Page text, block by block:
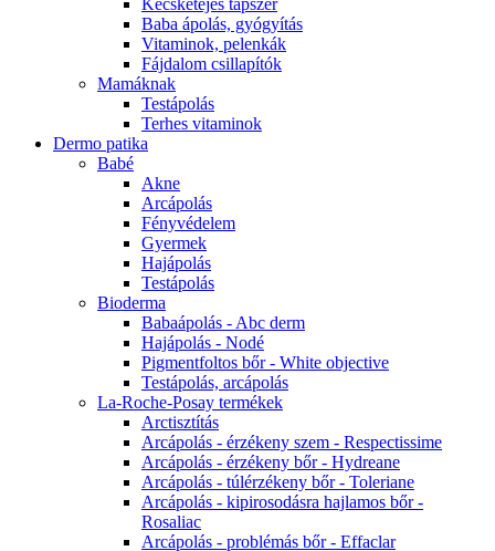
Kecsketejes tápszer
Baba ápolás, gyógyítás
Vitaminok, pelenkák
Fájdalom csillapítók
Mamáknak
Testápolás
Terhes vitaminok
Dermo patika
Babé
Akne
Arcápolás
Fényvédelem
Gyermek
Hajápolás
Testápolás
Bioderma
Babaápolás - Abc derm
Hajápolás - Nodé
Pigmentfoltos bőr - White objective
Testápolás, arcápolás
La-Roche-Posay termékek
Arctisztítás
Arcápolás - érzékeny szem - Respectissime
Arcápolás - érzékeny bőr - Hydreane
Arcápolás - túlérzékeny bőr - Toleriane
Arcápolás - kipirosodásra hajlamos bőr -
Rosaliac
Arcápolás - problémás bőr - Effaclar